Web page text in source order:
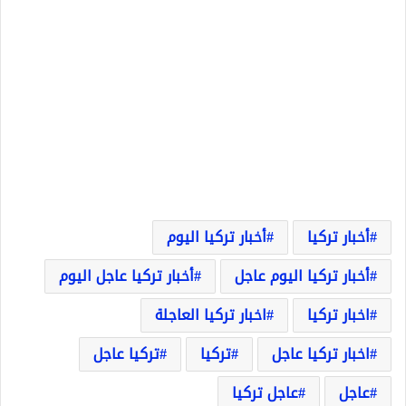
أخبار تركيا
أخبار تركيا اليوم
أخبار تركيا اليوم عاجل
أخبار تركيا عاجل اليوم
اخبار تركيا
اخبار تركيا العاجلة
اخبار تركيا عاجل
تركيا
تركيا عاجل
عاجل
عاجل تركيا